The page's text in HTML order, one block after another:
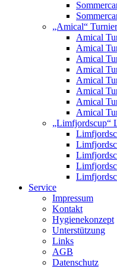
„Amical“
Amical
Amical
Amical
Amical
Amical
Amical
Amical
Amical
„Limfjordscup“
Service
Impressum
Kontakt
Hygienekonzept
Unterstützung
Links
AGB
Datenschutz